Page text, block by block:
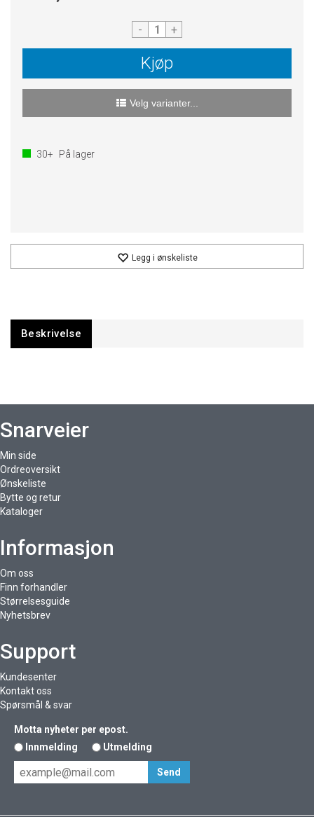
- +
Kjøp
Velg varianter...
30+ På lager
Legg i ønskeliste
Beskrivelse
Snarveier
Min side
Ordreoversikt
Ønskeliste
Bytte og retur
Kataloger
Informasjon
Om oss
Finn forhandler
Størrelsesguide
Nyhetsbrev
Support
Kundesenter
Kontakt oss
Spørsmål & svar
Motta nyheter per epost.
Innmelding
Utmelding